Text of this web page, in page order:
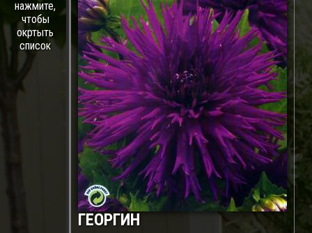
нажмите,
чтобы
окртыть
список
ГЕОРГИН